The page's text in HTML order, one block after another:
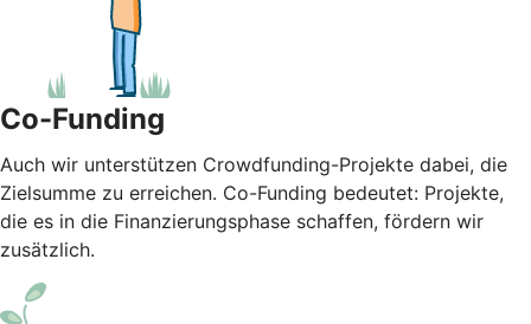
Co-Funding
Auch wir unterstützen Crowdfunding-Projekte dabei, die
Zielsumme zu erreichen. Co-Funding bedeutet: Projekte,
die es in die Finanzierungsphase schaffen, fördern wir
zusätzlich.